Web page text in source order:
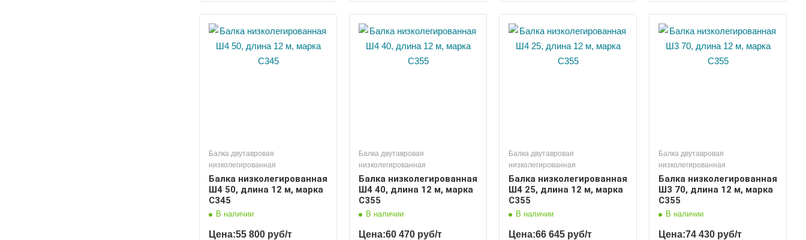
Балка двутавровая
низколегированная
Балка низколегированная
Ш4 50, длина 12 м, марка
С345
В наличии
Цена:55 800 руб/т
Балка двутавровая
низколегированная
Балка низколегированная
Ш4 40, длина 12 м, марка
С355
В наличии
Цена:60 470 руб/т
Балка двутавровая
низколегированная
Балка низколегированная
Ш4 25, длина 12 м, марка
С355
В наличии
Цена:66 645 руб/т
Балка двутавровая
низколегированная
Балка низколегированная
Ш3 70, длина 12 м, марка
С355
В наличии
Цена:74 430 руб/т